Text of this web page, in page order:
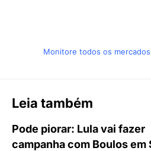
Monitore todos os
Leia também
Pode piorar: Lula vai fazer
campanha com Boulos em